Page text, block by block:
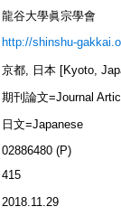
龍谷大學眞宗學會
http://shinshu-
京都, 日本 [Kyoto,
期刊論文=Journal
日文=Japanese
02886480 (P)
415
2018.11.29